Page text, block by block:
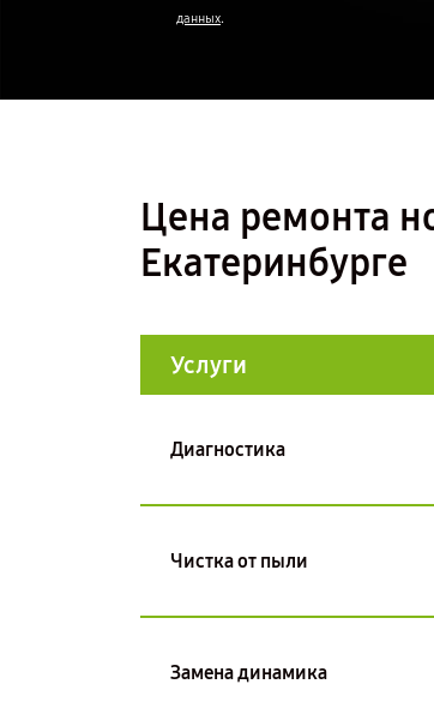
данных.
Цена ремонта
Екатеринбурге
Услуги
Диагностика
Чистка от пыли
Замена динамика